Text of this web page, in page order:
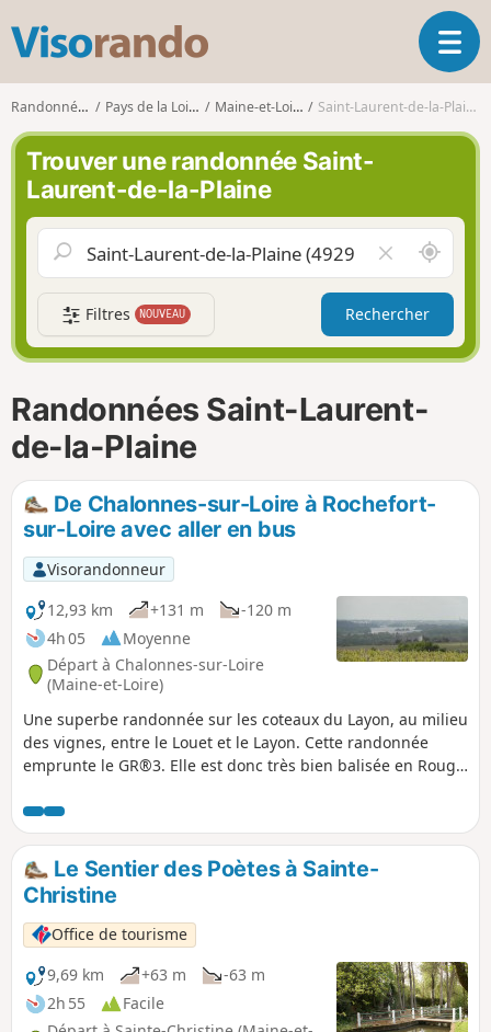
s
o
r
n
d
o
O
u
v
a
n
v
g
a
Randonnées Pays de la Loire Maine-et-Loire Saint-Laurent-de-la-Plaine
Trouver une randonnée Saint-
Laurent-de-la-Plaine
i
d
e
r
l
c
m
p
A
u
t
u
r
i
Filtres NOUVEAU Rechercher
Randonnées Saint-Laurent-
de-la-Plaine
De Chalonnes-sur-Loire à Rochefort-
sur-Loire avec aller en bus
Visorandonneur
12,93 km
+131 m
-120 m
4h 05
Moyenne
Départ à Chalonnes-sur-Loire
(Maine-et-Loire)
Une superbe randonnée sur les coteaux du Layon, au milieu
des vignes, entre le Louet et le Layon. Cette randonnée
emprunte le GR®3. Elle est donc très bien balisée en Rouge
Le Sentier des Poètes à Sainte-
Christine
Office de tourisme
9,69 km
+63 m
-63 m
2h 55
Facile